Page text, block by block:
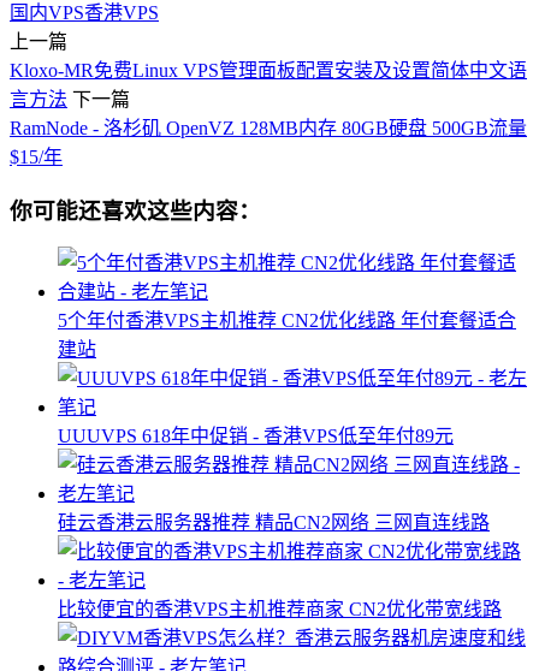
国内VPS香港VPS
上一篇
Kloxo-MR免费Linux VPS管理面板配置安装及设置简体中文语
言方法 下一篇
RamNode - 洛杉矶 OpenVZ 128MB内存 80GB硬盘 500GB流量
$15/年
你可能还喜欢这些内容：
5个年付香港VPS主机推荐 CN2优化线路 年付套餐适合
建站
UUUVPS 618年中促销 - 香港VPS低至年付89元
硅云香港云服务器推荐 精品CN2网络 三网直连线路
比较便宜的香港VPS主机推荐商家 CN2优化带宽线路